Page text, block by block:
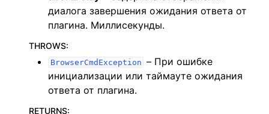
диалога завершения ожидания ответа от
плагина. Миллисекунды.
THROWS:
BrowserCmdException – При ошибке
инициализации или таймауте ожидания
ответа от плагина.
RETURNS: